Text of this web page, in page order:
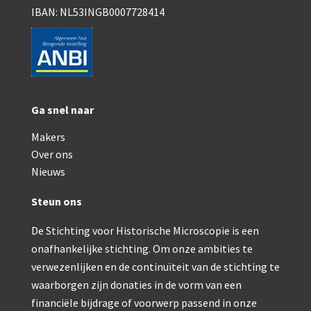
Zeiss, statief IX (ca. 1890)
Seibert, ‘Stativ 3’ (1895-1900)
Reichert (ca. 1925)
Winkel, statief BTC (1955-1957)
ROW, schoolmicroscoop (1955-1965)
Troughton & Simms, McArthur type (1959-
Bleeker, statief R (ca. 1965)
Meopta, ‘veld’microscoop (1965-1980)
Zeiss, type Ergaval (ca. 1970)
IBAN: NL53INGB0007728414
Ga snel naar
Makers
Over ons
Nieuws
Steun ons
De Stichting voor Historische Microscopie is een
onafhankelijke stichting. Om onze ambities te
verwezenlijken en de continuïteit van de stichting te
waarborgen zijn donaties in de vorm van een
financiële bijdrage of voorwerp passend in onze